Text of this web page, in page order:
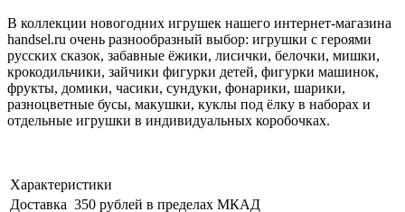
В коллекции новогодних игрушек нашего интернет-магазина
handsel.ru очень разнообразный выбор: игрушки с героями
русских сказок, забавные ёжики, лисички, белочки, мишки,
крокодильчики, зайчики фигурки детей, фигурки машинок,
фрукты, домики, часики, сундуки, фонарики, шарики,
разноцветные бусы, макушки, куклы под ёлку в наборах и
отдельные игрушки в индивидуальных коробочках.
Характеристики
Доставка 350 рублей в пределах МКАД